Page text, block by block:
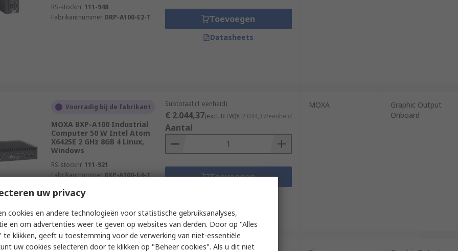
RS-stocknr. 111-948
Fabrikantnummer DRP-A100-E2-T Toevoegen
Datasheets
Voorradig bij de fabrikant
MOXA BXP-A100 Industrial
Computer 50 W Intel Atom
X6425E 2 GHz 8GB 4 Linux,
Windows
RS-stocknr. 111-921
FabrikantnummerBXP-A100-E4-T
Subtotaal (1 eenheid)
€ 2.044,37(excl. BTW)€ 2.044,37/eenheid
Aantal
Toevoegen
MOXA
Graphic Output
Onboard
uw privacy
cookies en andere technologieën voor statistische gebruiksanalyses,
en om advertenties weer te geven op websites van derden. Door op "Alles
te klikken, geeft u toestemming voor de verwerking van niet-essentiële
uw cookies selecteren door te klikken op "Beheer cookies". Als u dit niet